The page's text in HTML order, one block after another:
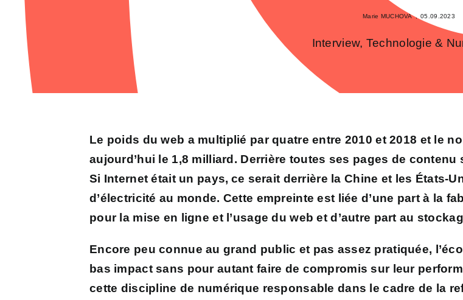
Marie MUCHOVA , 05.09.2023
Interview, Technologie &
Le poids du web a multiplié par quatre entre 2010 et 2018 et le
aujourd’hui le 1,8 milliard. Derrière toutes ses pages de
Si Internet était un pays, ce serait derrière la Chine et les États-
d’électricité au monde. Cette empreinte est liée d’une part à la
pour la mise en ligne et l’usage du web et d’autre part au
Encore peu connue au grand public et pas assez pratiquée,
bas impact sans pour autant faire de compromis sur leur
cette discipline de numérique responsable dans le cadre de la